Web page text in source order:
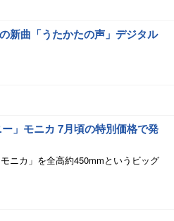
新曲「うたかたの声」デジタル
」モニカ 7月頃の特別価格で発
ニカ」を全高約450mmというビッグ